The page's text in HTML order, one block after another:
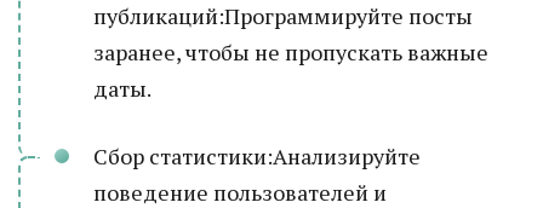
публикаций:Программируйте посты
заранее, чтобы не пропускать важные
даты.
Сбор статистики:Анализируйте
поведение пользователей и